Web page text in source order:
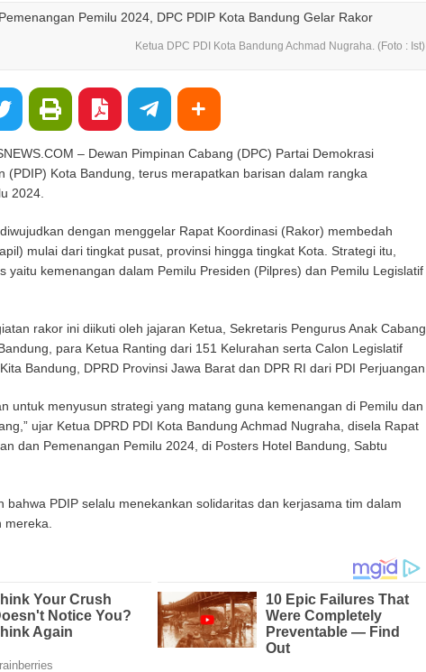
Ketua DPC PDI Kota Bandung Achmad Nugraha. (Foto : Ist)
– Dewan Pimpinan Cabang (DPC) Partai Demokrasi
(PDIP) Kota Bandung, terus merapatkan barisan dalam rangka
2024.
dengan menggelar Rapat Koordinasi (Rakor) membedah
mulai dari tingkat pusat, provinsi hingga tingkat Kota. Strategi itu,
yaitu kemenangan dalam Pemilu Presiden (Pilpres) dan Pemilu Legislatif
rakor ini diikuti oleh jajaran Ketua, Sekretaris Pengurus Anak Cabang
para Ketua Ranting dari 151 Kelurahan serta Calon Legislatif
Bandung, DPRD Provinsi Jawa Barat dan DPR RI dari PDI Perjuangan.
untuk menyusun strategi yang matang guna kemenangan di Pemilu dan
ujar Ketua DPRD PDI Kota Bandung Achmad Nugraha, disela Rapat
dan Pemenangan Pemilu 2024, di Posters Hotel Bandung, Sabtu
bahwa PDIP selalu menekankan solidaritas dan kerjasama tim dalam